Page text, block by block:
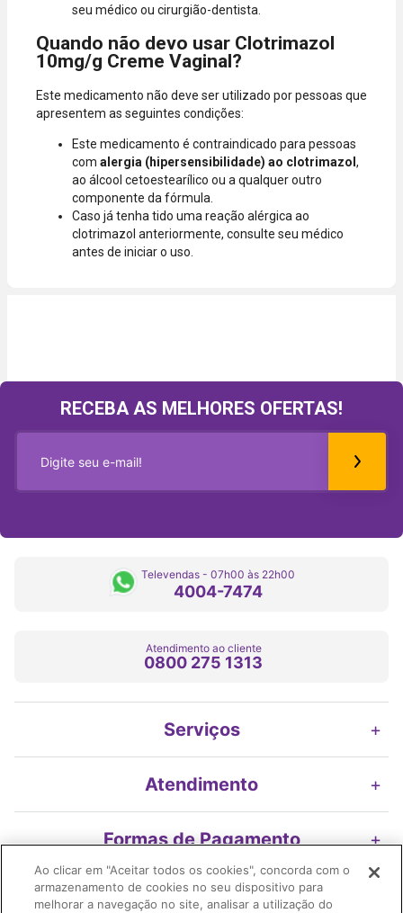
seu médico ou cirurgião-dentista.
Quando não devo usar Clotrimazol
10mg/g Creme Vaginal?
Este medicamento não deve ser utilizado por pessoas que
apresentem as seguintes condições:
Este medicamento é contraindicado para pessoas
com alergia (hipersensibilidade) ao clotrimazol,
ao álcool cetoestearílico ou a qualquer outro
componente da fórmula.
Caso já tenha tido uma reação alérgica ao
clotrimazol anteriormente, consulte seu médico
antes de iniciar o uso.
RECEBA AS MELHORES OFERTAS!
Televendas - 07h00 às 22h00
4004-7474
Atendimento ao cliente
0800 275 1313
Serviços +
Atendimento +
Formas de Pagamento +
Nossos Selos
Ao clicar em "Aceitar todos os cookies", concorda com o
armazenamento de cookies no seu dispositivo para
melhorar a navegação no site, analisar a utilização do